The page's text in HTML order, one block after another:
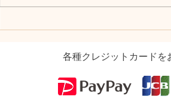
各種クレジットカードを